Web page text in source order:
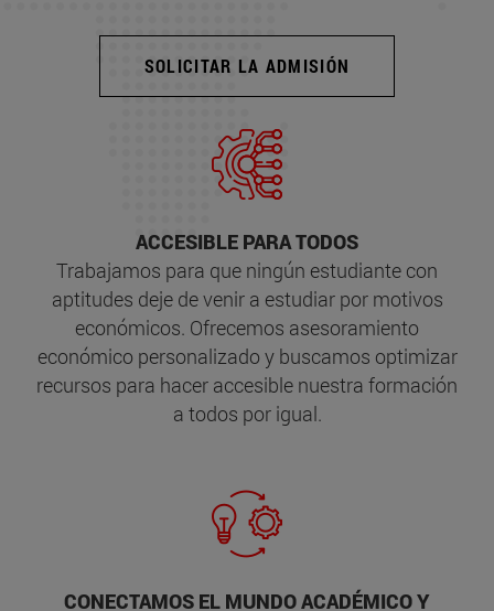
SOLICITAR LA ADMISIÓN
ACCESIBLE PARA TODOS
Trabajamos para que ningún estudiante con
aptitudes deje de venir a estudiar por motivos
económicos. Ofrecemos asesoramiento
económico personalizado y buscamos optimizar
recursos para hacer accesible nuestra formación
a todos por igual.
CONECTAMOS EL MUNDO ACADÉMICO Y